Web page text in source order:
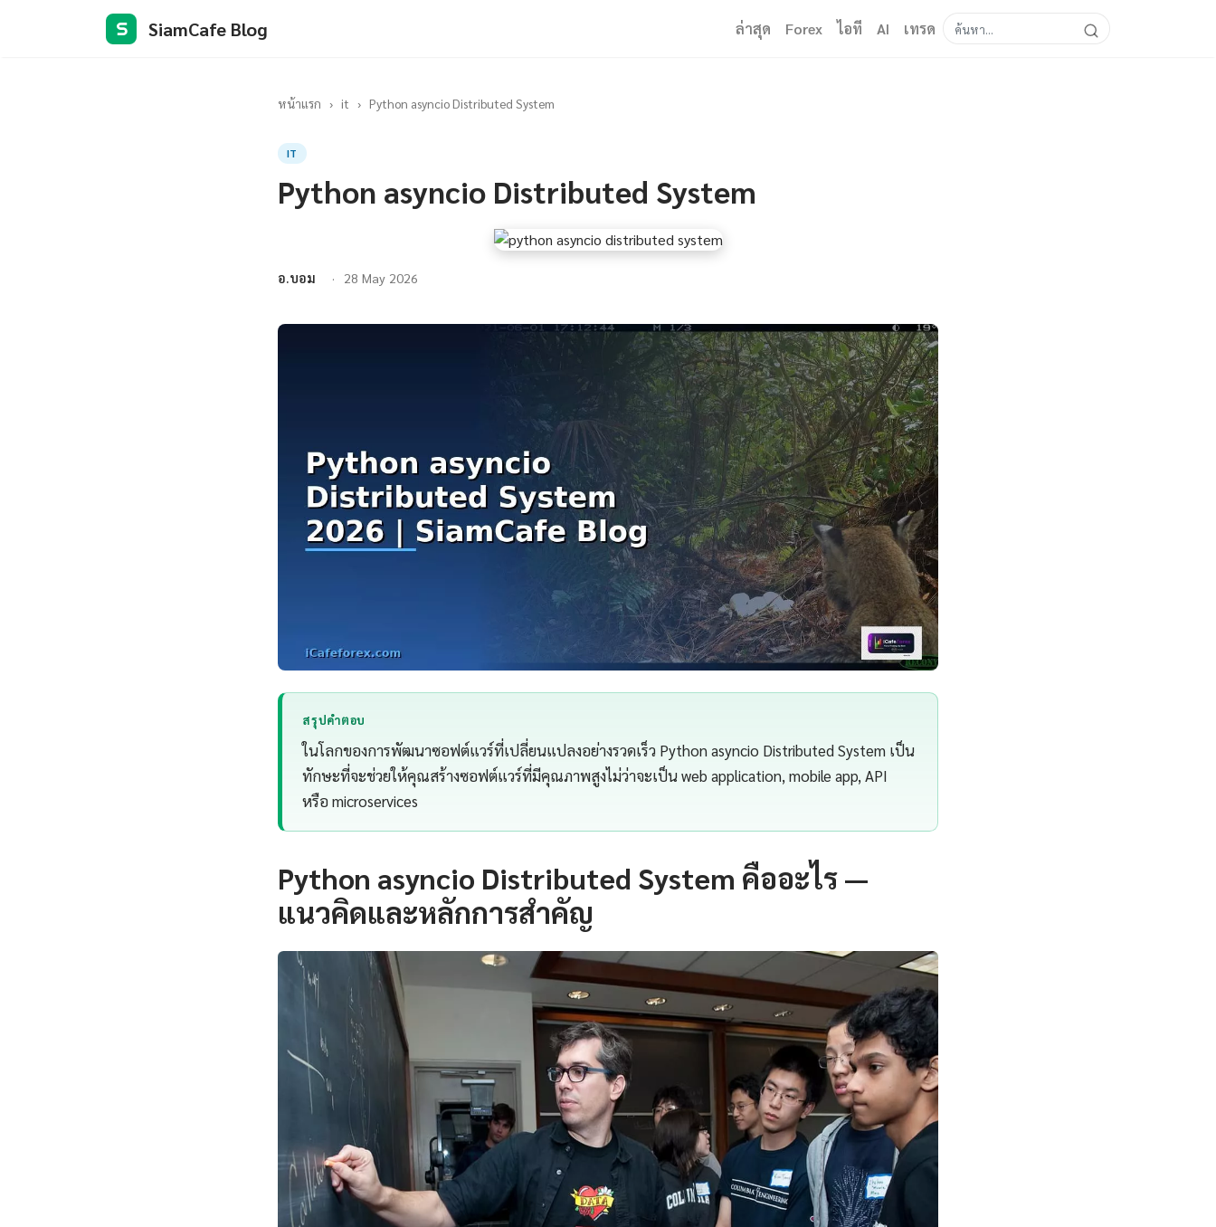
S SiamCafe Blog ล่าสุด Forex ไอที AI เทรด
หน้าแรก › it › Python asyncio Distributed System
IT
Python asyncio Distributed System
อ.บอม 28 May 2026
สรุปคำตอบ
ในโลกของการพัฒนาซอฟต์แวร์ที่เปลี่ยนแปลงอย่างรวดเร็ว Python asyncio Distributed System เป็น
ทักษะที่จะช่วยให้คุณสร้างซอฟต์แวร์ที่มีคุณภาพสูงไม่ว่าจะเป็น web application, mobile app, API
หรือ microservices
Python asyncio Distributed System คืออะไร —
แนวคิดและหลักการสำคัญ